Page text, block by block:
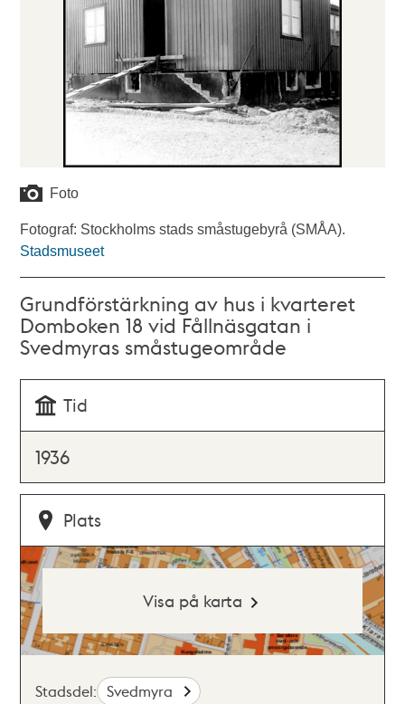
Foto
Fotograf: Stockholms stads småstugebyrå (SMÅA).
Stadsmuseet
Grundförstärkning av hus i kvarteret
Domboken 18 vid Fållnäsgatan i
Svedmyras småstugeområde
Tid
1936
Plats
Visa på karta
Stadsdel: Svedmyra